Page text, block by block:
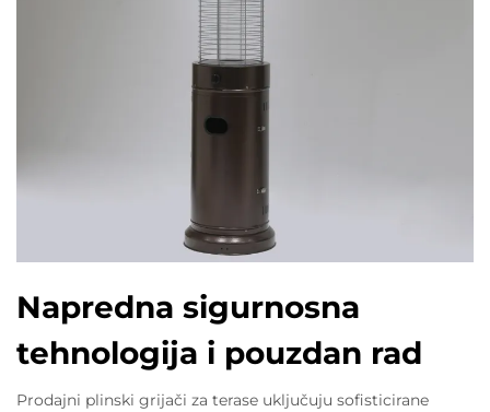
Napredna sigurnosna
tehnologija i pouzdan rad
Prodajni plinski grijači za terase uključuju sofisticirane